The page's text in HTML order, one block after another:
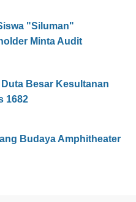
"Siluman"
Minta Audit
Besar Kesultanan
1682
Budaya Amphitheater